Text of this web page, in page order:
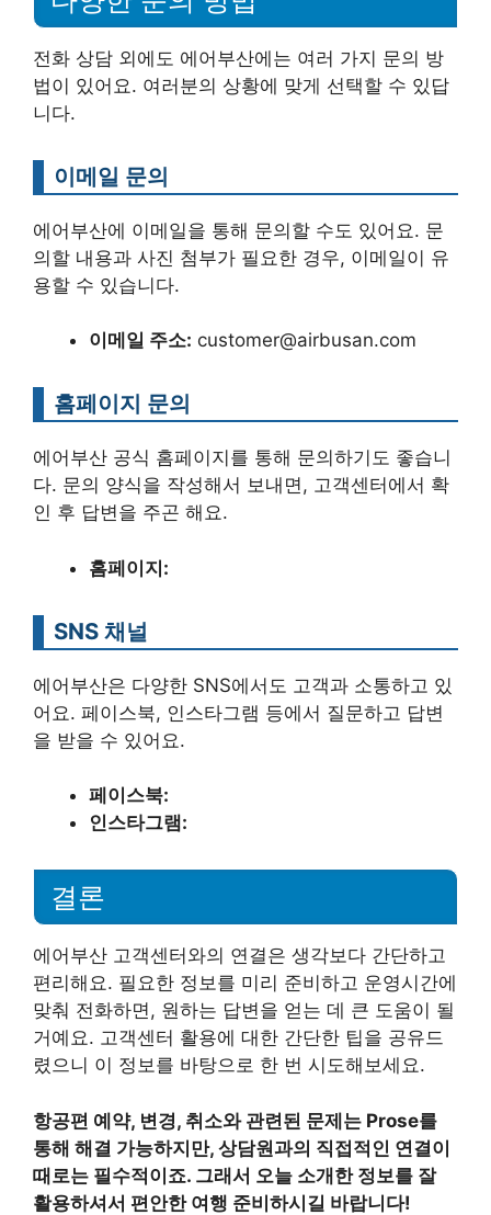
전화 상담 외에도 에어부산에는 여러 가지 문의 방
법이 있어요. 여러분의 상황에 맞게 선택할 수 있답
니다.
이메일 문의
에어부산에 이메일을 통해 문의할 수도 있어요. 문
의할 내용과 사진 첨부가 필요한 경우, 이메일이 유
용할 수 있습니다.
이메일 주소: customer@airbusan.com
홈페이지 문의
에어부산 공식 홈페이지를 통해 문의하기도 좋습니
다. 문의 양식을 작성해서 보내면, 고객센터에서 확
인 후 답변을 주곤 해요.
홈페이지:
SNS 채널
에어부산은 다양한 SNS에서도 고객과 소통하고 있
어요. 페이스북, 인스타그램 등에서 질문하고 답변
을 받을 수 있어요.
페이스북:
인스타그램:
결론
에어부산 고객센터와의 연결은 생각보다 간단하고
편리해요. 필요한 정보를 미리 준비하고 운영시간에
맞춰 전화하면, 원하는 답변을 얻는 데 큰 도움이 될
거예요. 고객센터 활용에 대한 간단한 팁을 공유드
렸으니 이 정보를 바탕으로 한 번 시도해보세요.
항공편 예약, 변경, 취소와 관련된 문제는 Prose를
통해 해결 가능하지만, 상담원과의 직접적인 연결이
때로는 필수적이죠. 그래서 오늘 소개한 정보를 잘
활용하셔서 편안한 여행 준비하시길 바랍니다!